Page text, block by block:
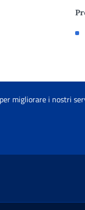
migliorare i nostri